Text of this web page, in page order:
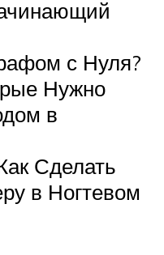
с Нуля?
Нужно
в
Сделать
в Ногтевом